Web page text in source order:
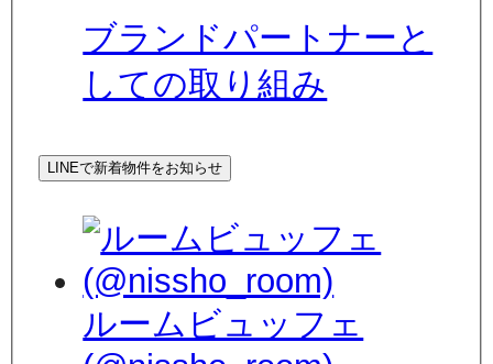
ブランドパートナーと
しての取り組み
LINEで新着物件をお知らせ
ルームビュッフェ